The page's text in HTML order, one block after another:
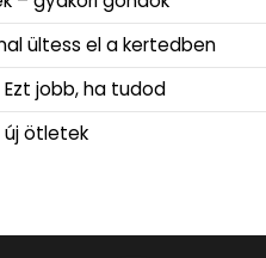
ültess el a kertedben
jobb, ha tudod
új ötletek